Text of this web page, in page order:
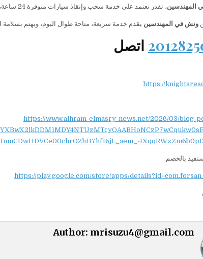
المهندسين، تقدر تعتمد على خدمة سحب وإنقاذ سيارات متوفرة 24 ساعة، وسريعة في الوصول، وتهتم بنقل السيارة بشكل آمن ومنظم.
ونش في المهندسين يقدم خدمة سريعة، متاحة طوال اليوم، ويهتم
اتصل
https://
https://www.alhram-elmasry-news.net/2026/03/blog-
بالخصم
https://play.google.com/store/apps/
Author: mrisuzu4@gmail.com